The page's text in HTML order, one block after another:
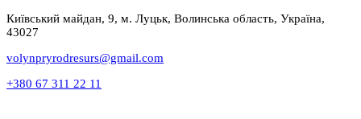
Київський майдан, 9, м. Луцьк, Волинська область, Україна,
43027
volynpryrodresurs@gmail.com
+380 67 311 22 11